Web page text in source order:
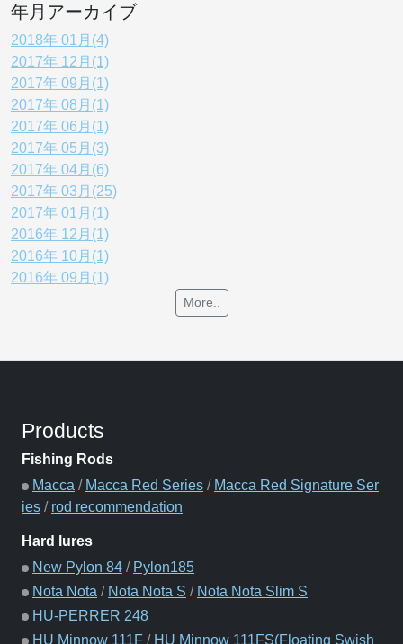
年月アーカイブ
2018年 01月(4)
2017年 12月(1)
2017年 09月(1)
2017年 08月(1)
2017年 06月(1)
2017年 05月(3)
2017年 04月(6)
2017年 03月(25)
2017年 01月(1)
2016年 12月(1)
2016年 10月(1)
2016年 09月(1)
More..
Products
Fishing Rods
Macca / Macca Red Series / Macca Red Signature Ser
ies / rod recommendation
Hard lures
New Pylon 84 / Pylon185
Nota Nota / Nota Nota S / Nota Nota Slim S
HU-PERRER 248
HU Minnow 111F / HU Minnow 111FS(Floating Swish